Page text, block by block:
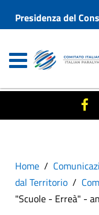
Presidenza del
Home
dal Territorio
"Scuole - Erreà" -